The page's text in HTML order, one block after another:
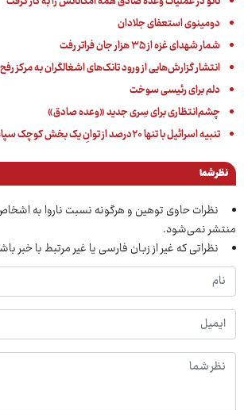
دومینوی استعفای جلادان
شمار شهدای غزه از ۳۵ هزار جان فراتر رفت
انتشار گزارش‌هایی از ورود تانک‌های اشغالگران به مرکز رفح
دلم برای رئیسی سوخت
چشم‌انتظاری برای سِری جدید «وعده صادق»
تنبیه اسرائیل با تنها ۲۰درصد از توانِ یک بخش کوچک سپاه
نظر شما
نظرات حاوی توهین و هرگونه نسبت ناروا به
منتشر نمی‌شود.
نظراتی که غیر از زبان فارسی یا غیر مرتبط با